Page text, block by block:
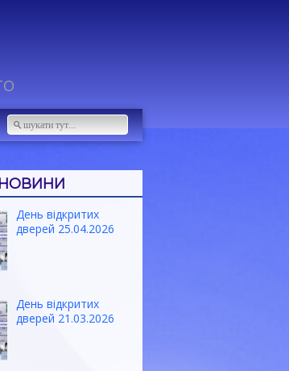
НОВИНИ
День відкритих
дверей 25.04.2026
День відкритих
дверей 21.03.2026